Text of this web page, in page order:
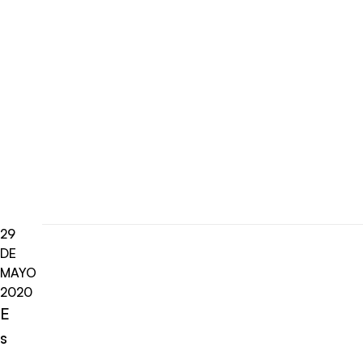
29
DE
MAYO
2020
E
s